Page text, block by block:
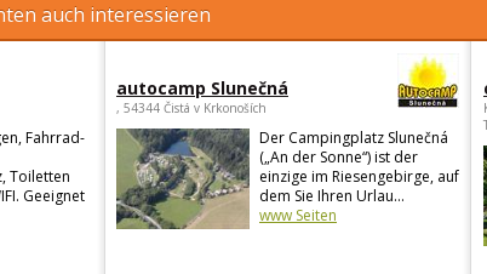
auch interessieren
Fahrrad-
Toiletten
Geeignet
autocamp Slunečná
, 54344 Čistá v Krkonoších
Der Campingplatz Slunečná
(„An der Sonne“) ist der
einzige im Riesengebirge, auf
dem Sie Ihren Urlau...
www Seiten